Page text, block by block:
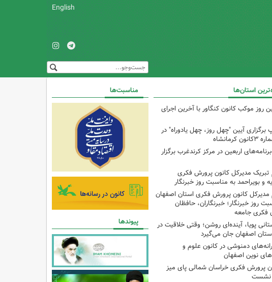
English
استان‌ها
روز موکب کانون کنگاور با آخرین اجرای
برگزاری آیین "چهل روز، چهل یادوراه" در
کرمانشاه
اربعین در مرکز کرندغرب برگزار
تبریک مدیرکل کانون پرورش فکری
و بویراحمد به مناسبت روز خبرنگار
مدیرکل کانون پرورش فکری استان اصفهان
روز خبرنگار؛ خبرنگاران، حافظان
فکری جامعه
پویا، آینده‌ای روشن؛ وقتی خلاقیت در
اصفهان جان می‌گیرد
دمنوشی در کانون علوم و
نوین اصفهان
پرورش فکری خراسان شمالی پای میز
نشست
مناسبت‌ها
پیوندها